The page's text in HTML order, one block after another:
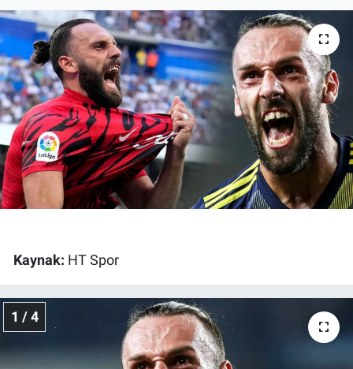
Kaynak: HT Spor
1 / 4
Eğitim
Eğlence
Ekonomi
Forum
Gerçeğin İzinde
Gün Bitiyor
Gündem Özel